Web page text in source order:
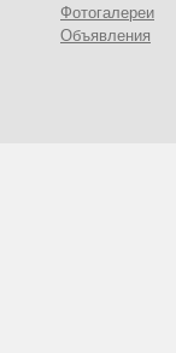
Фотогалереи
Объявления